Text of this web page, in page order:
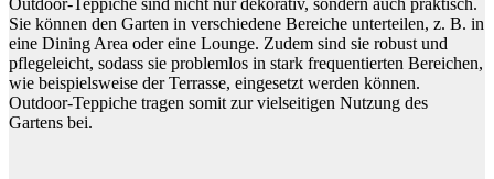
Outdoor-Teppiche sind nicht nur dekorativ, sondern auch praktisch.
Sie können den Garten in verschiedene Bereiche unterteilen, z. B. in
eine Dining Area oder eine Lounge. Zudem sind sie robust und
pflegeleicht, sodass sie problemlos in stark frequentierten Bereichen,
wie beispielsweise der Terrasse, eingesetzt werden können.
Outdoor-Teppiche tragen somit zur vielseitigen Nutzung des
Gartens bei.